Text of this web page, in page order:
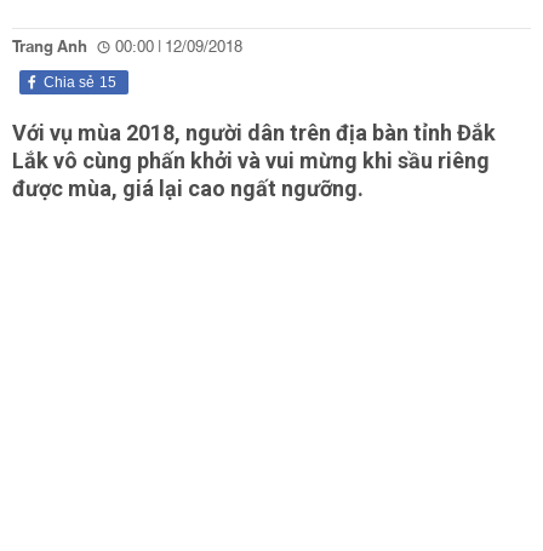
Trang Anh 00:00 | 12/09/2018
15
Chia sẻ
Với vụ mùa 2018, người dân trên địa bàn tỉnh Đắk
Lắk vô cùng phấn khởi và vui mừng khi sầu riêng
được mùa, giá lại cao ngất ngưỡng.